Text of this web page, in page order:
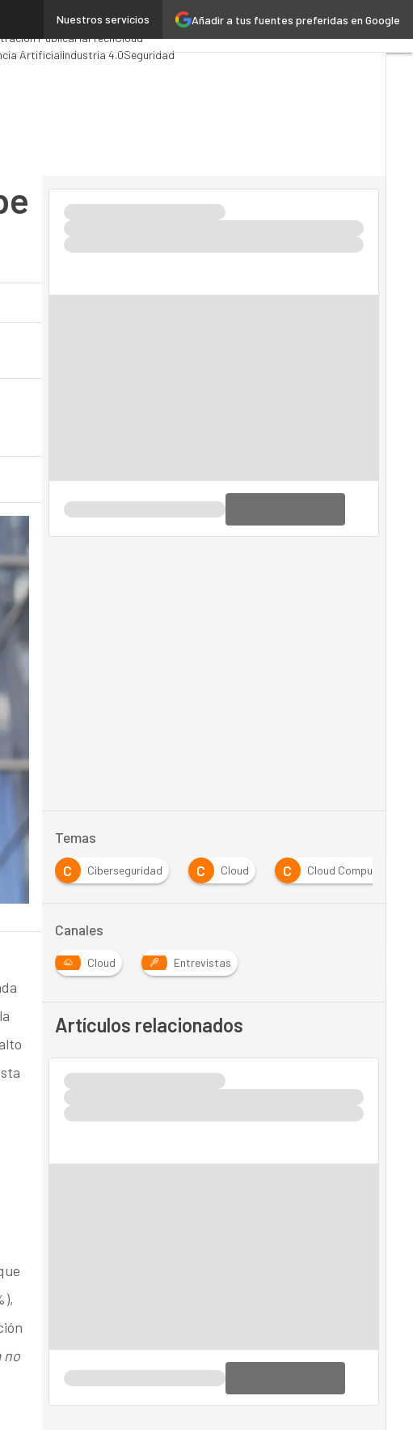
Añadir a tus fuentes preferidas en Google
Nuestros servicios
ComputingAnalytics
PúblicaMarTechCloud
ArtificialIndustria 4.0Seguridad
no
Temas
C Ciberseguridad C Cloud C Cloud Computing
Canales
Cloud Entrevistas
Artículos relacionados